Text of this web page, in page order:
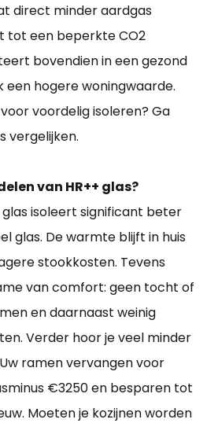
direct minder aardgas
tot een beperkte CO2
bovendien in een gezond
een hogere woningwaarde.
voordelig isoleren? Ga
vergelijken.
van HR++ glas?
glas isoleert significant beter
glas. De warmte blijft in huis
stookkosten. Tevens
van comfort: geen tocht of
en daarnaast weinig
Verder hoor je veel minder
ramen vervangen voor
€3250 en besparen tot
Moeten je kozijnen worden